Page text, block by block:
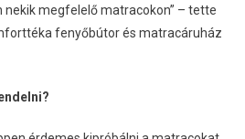
megfelelő matracokon” – tette
fenyőbútor és matracáruház